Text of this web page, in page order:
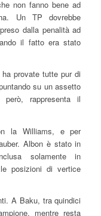
non fanno bene ad
Un TP dovrebbe
dalla penalità ad
il fatto era stato
provate tutte pur di
su un assetto
però, rappresenta il
la Williams, e per
Albon è stato in
solamente in
posizioni di vertice
A Baku, tra quindici
mentre resta